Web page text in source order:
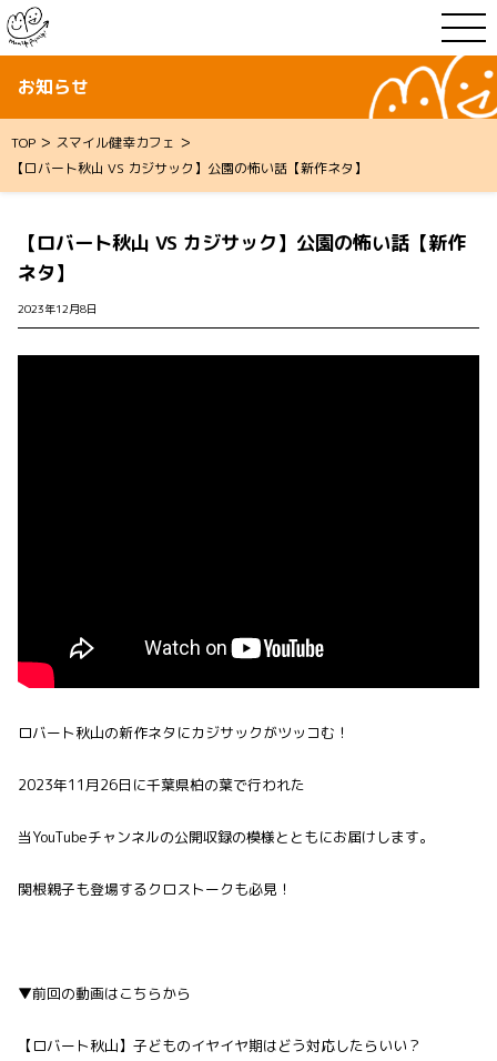
お知らせ
TOP > スマイル健幸カフェ >
【ロバート秋山 VS カジサック】公園の怖い話【新作ネタ】
【ロバート秋山 VS カジサック】公園の怖い話【新作
ネタ】
2023年12月8日
ロバート秋山の新作ネタにカジサックがツッコむ！
2023年11月26日に千葉県柏の葉で行われた
当YouTubeチャンネルの公開収録の模様とともにお届けします。
関根親子も登場するクロストークも必見！
▼前回の動画はこちらから
【ロバート秋山】子どものイヤイヤ期はどう対応したらいい？